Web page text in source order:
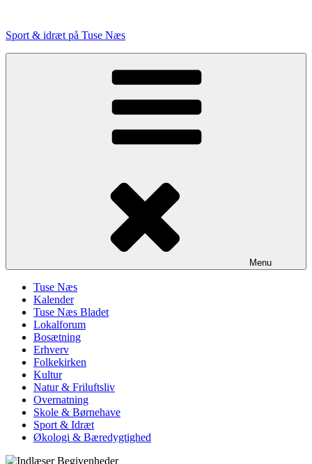
indhold
Sport & idræt på Tuse Næs
Menu
Tuse Næs
Kalender
Tuse Næs Bladet
Lokalforum
Bosætning
Erhverv
Folkekirken
Kultur
Natur & Friluftsliv
Overnatning
Skole & Børnehave
Sport & Idræt
Økologi & Bæredygtighed